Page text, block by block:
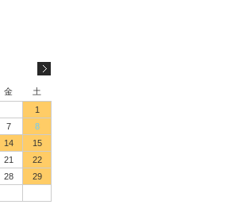
金
土
1
7
8
14
15
21
22
28
29